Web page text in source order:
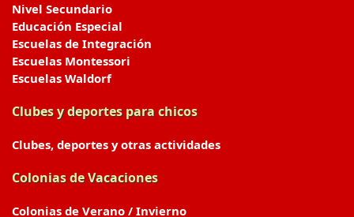
Nivel Secundario
Educación Especial
Escuelas de Integración
Escuelas Montessori
Escuelas Waldorf
Clubes y deportes para chicos
Clubes, deportes y otras actividades
Colonias de Vacaciones
Colonias de Verano / Invierno